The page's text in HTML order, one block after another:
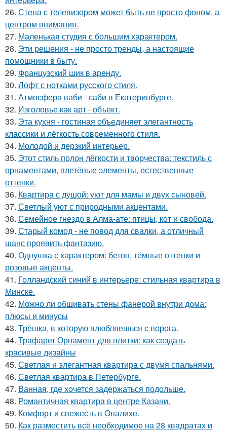
26. Стена с телевизором может быть не просто фоном, а
центром внимания.
27. Маленькая студия с большим характером.
28. Эти решения - не просто тренды, а настоящие
помощники в быту.
29. Французский шик в аренду.
30. Лофт с нотками русского стиля.
31. Атмосфера ваби - саби в Екатеринбурге.
32. Изголовье как арт - объект.
33. Эта кухня - гостиная объединяет элегантность
классики и лёгкость современного стиля.
34. Молодой и дерзкий интерьер.
35. Этот стиль полон лёгкости и творчества: текстиль с
орнаментами, плетёные элементы, естественные
оттенки.
36. Квартира с душой: уют для мамы и двух сыновей.
37. Светлый уют с природными акцентами.
38. Семейное гнездо в Алма-ате: птицы, кот и свобода.
39. Старый комод - не повод для свалки, а отличный
шанс проявить фантазию.
40. Однушка с характером: бетон, тёмные оттенки и
розовые акценты.
41. Голландский синий в интерьере: стильная квартира в
Минске.
42. Можно ли обшивать стены фанерой внутри дома:
плюсы и минусы
43. Трёшка, в которую влюбляешься с порога.
44. Трафарет Орнамент для плитки: как создать
красивые дизайны
45. Светлая и элегантная квартира с двумя спальнями.
46. Светлая квартира в Петербурге.
47. Ванная, где хочется задержаться подольше.
48. Романтичная квартира в центре Казани.
49. Комфорт и свежесть в Опалихе.
50. Как разместить всё необходимое на 28 квадратах и